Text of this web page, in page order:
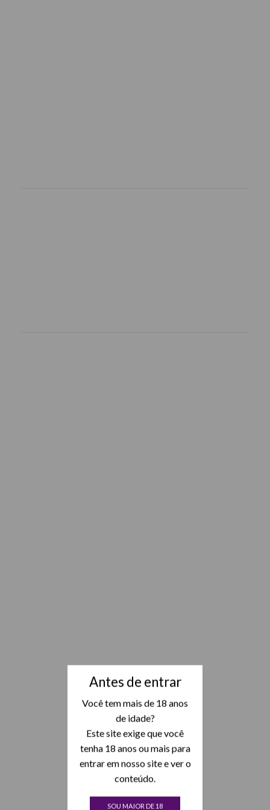
Antes de entrar
Você tem mais de 18 anos
de idade?
Este site exige que você
tenha 18 anos ou mais para
entrar em nosso site e ver o
conteúdo.
SOU MAIOR DE 18